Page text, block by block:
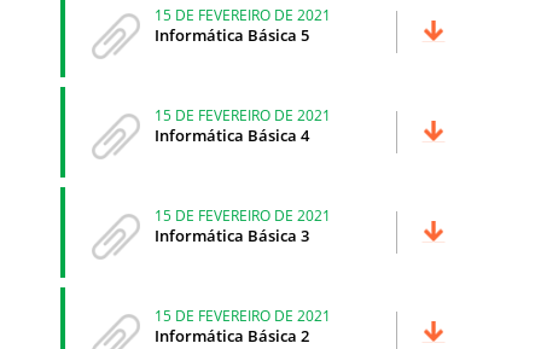
15 DE FEVEREIRO DE 2021
Informática Básica 5
15 DE FEVEREIRO DE 2021
Informática Básica 4
15 DE FEVEREIRO DE 2021
Informática Básica 3
15 DE FEVEREIRO DE 2021
Informática Básica 2